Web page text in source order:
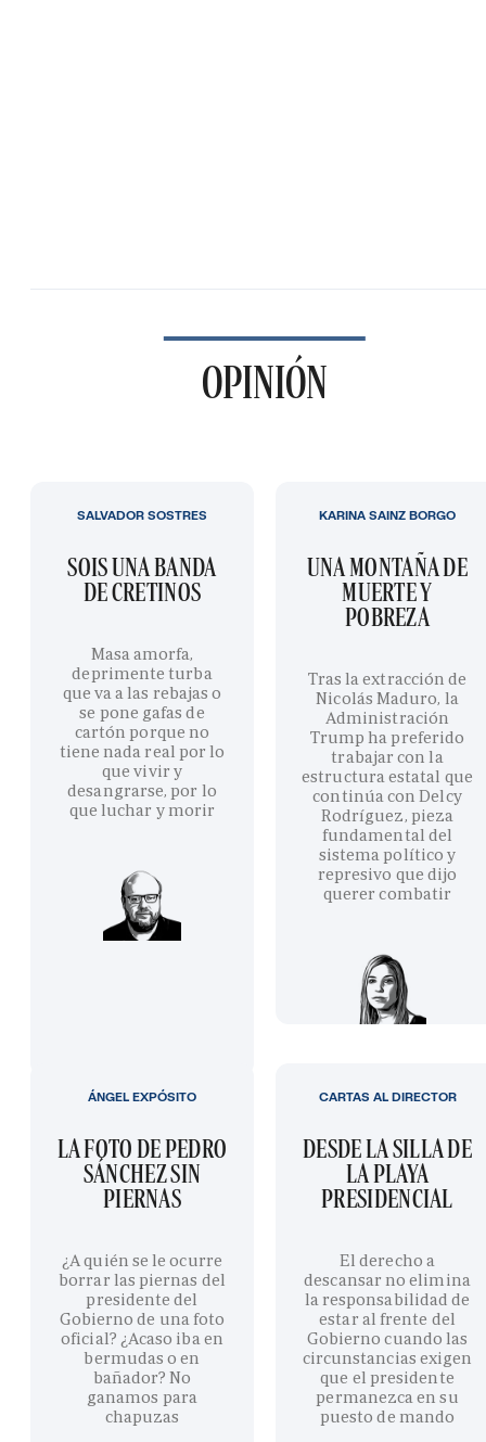
OPINIÓN
SOIS UNA BANDA
DE CRETINOS
Masa amorfa,
deprimente turba
que va a las rebajas o
se pone gafas de
cartón porque no
tiene nada real por lo
que vivir y
desangrarse, por lo
que luchar y morir
SALVADOR SOSTRES
UNA MONTAÑA DE
MUERTE Y
POBREZA
Tras la extracción de
Nicolás Maduro, la
Administración
Trump ha preferido
trabajar con la
estructura estatal que
continúa con Delcy
Rodríguez, pieza
fundamental del
sistema político y
represivo que dijo
querer combatir
KARINA SAINZ BORGO
LA FOTO DE PEDRO
SÁNCHEZ SIN
PIERNAS
¿A quién se le ocurre
borrar las piernas del
presidente del
Gobierno de una foto
oficial? ¿Acaso iba en
bermudas o en
bañador? No
ganamos para
chapuzas
ÁNGEL EXPÓSITO
DESDE LA SILLA DE
LA PLAYA
PRESIDENCIAL
El derecho a
descansar no elimina
la responsabilidad de
estar al frente del
Gobierno cuando las
circunstancias exigen
que el presidente
permanezca en su
puesto de mando
CARTAS AL DIRECTOR